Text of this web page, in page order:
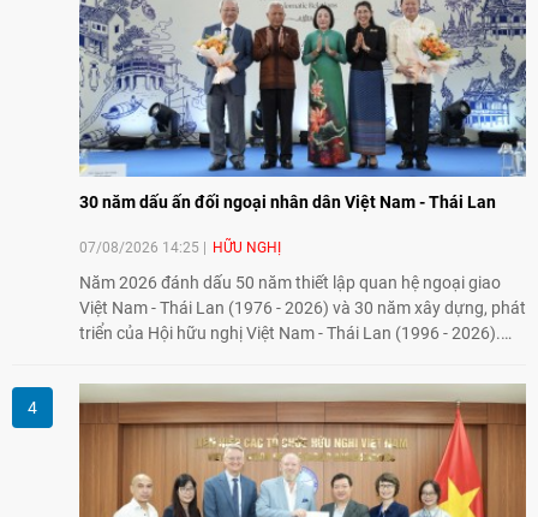
30 năm dấu ấn đối ngoại nhân dân Việt Nam - Thái Lan
07/08/2026 14:25 HỮU NGHỊ
Năm 2026 đánh dấu 50 năm thiết lập quan hệ ngoại giao
Việt Nam - Thái Lan (1976 - 2026) và 30 năm xây dựng, phát
triển của Hội hữu nghị Việt Nam - Thái Lan (1996 - 2026).
tình hữu nghị, đồng thời từng bước mở rộng hoạt động từ
giao lưu truyền thống sang kết nối địa phương, doanh
nghiệp, giáo dục, văn hóa và thế hệ trẻ, góp phần tăng
cường sự hiểu biết và hợp tác giữa nhân dân hai nước.